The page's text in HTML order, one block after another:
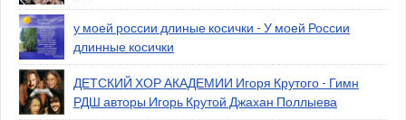
у моей россии длиные косички - У моей России
длинные косички
ДЕТСКИЙ ХОР АКАДЕМИИ Игоря Крутого - Гимн
РДШ авторы Игорь Крутой Джахан Поллыева